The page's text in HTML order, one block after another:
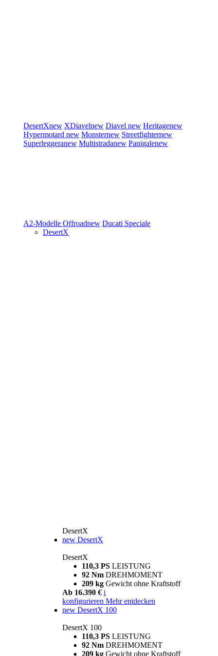
DesertXnew XDiavelnew Diavel new Heritagenew
Hypermotard new Monsternew Streetfighternew
Superleggeranew Multistradanew Panigalenew
A2-Modelle Offroadnew Ducati Speciale
DesertX
DesertX
new DesertX
DesertX
110,3 PS LEISTUNG
92 Nm DREHMOMENT
209 kg Gewicht ohne Kraftstoff
Ab 16.390 € i
konfigurieren Mehr entdecken
new DesertX 100
DesertX 100
110,3 PS LEISTUNG
92 Nm DREHMOMENT
209 kg Gewicht ohne Kraftstoff